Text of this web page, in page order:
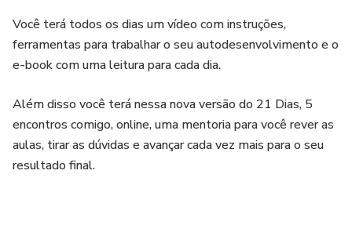
Você terá todos os dias um vídeo com instruções,
ferramentas para trabalhar o seu autodesenvolvimento e o
e-book com uma leitura para cada dia.
Além disso você terá nessa nova versão do 21 Dias, 5
encontros comigo, online, uma mentoria para você rever as
aulas, tirar as dúvidas e avançar cada vez mais para o seu
resultado final.